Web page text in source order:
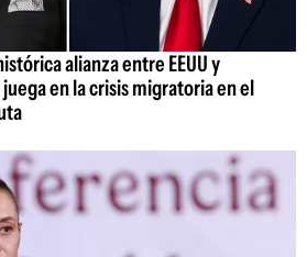
alianza entre EEUU y
en la crisis migratoria en el